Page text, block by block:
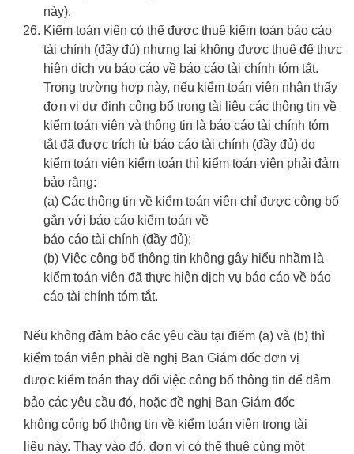
này).
Kiểm toán viên có thể được thuê kiểm toán báo cáo
tài chính (đầy đủ) nhưng lại không được thuê để thực
hiện dịch vụ báo cáo về báo cáo tài chính tóm tắt.
Trong trường hợp này, nếu kiểm toán viên nhận thấy
đơn vị dự định công bố trong tài liệu các thông tin về
kiểm toán viên và thông tin là báo cáo tài chính tóm
tắt đã được trích từ báo cáo tài chính (đầy đủ) do
kiểm toán viên kiểm toán thì kiểm toán viên phải đảm
bảo rằng:
(a) Các thông tin về kiểm toán viên chỉ được công bố
gắn với báo cáo kiểm toán về
báo cáo tài chính (đầy đủ);
(b) Việc công bố thông tin không gây hiểu nhầm là
kiểm toán viên đã thực hiện dịch vụ báo cáo về báo
cáo tài chính tóm tắt.
Nếu không đảm bảo các yêu cầu tại điểm (a) và (b) thì
kiểm toán viên phải đề nghị Ban Giám đốc đơn vị
được kiểm toán thay đổi việc công bố thông tin để đảm
bảo các yêu cầu đó, hoặc đề nghị Ban Giám đốc
không công bố thông tin về kiểm toán viên trong tài
liệu này. Thay vào đó, đơn vị có thể thuê cùng một